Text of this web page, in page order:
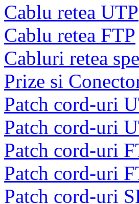
Cablu retea UTP
Cablu retea FTP
Cabluri retea
Prize si
Patch cord-uri
Patch cord-uri
Patch cord-uri
Patch cord-uri
Patch cord-uri